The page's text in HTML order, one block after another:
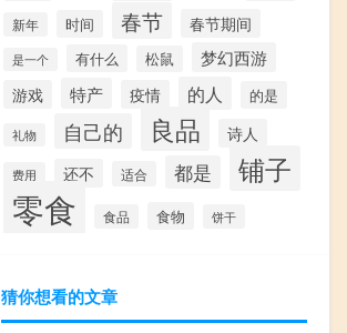
新年 时间 春节 春节期间
是一个 有什么 松鼠 梦幻西游
游戏 特产 疫情 的人 的是
礼物 自己的 良品 诗人
费用 还不 适合 都是 铺子
零食 食品 食物 饼干
猜你想看的文章